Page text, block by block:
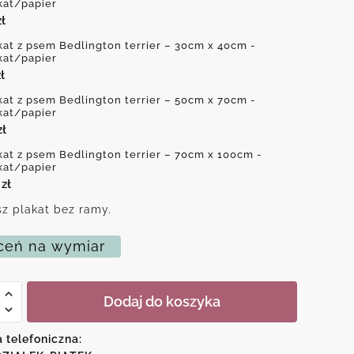
papier
z psem Bedlington terrier – 30cm x 40cm -
papier
z psem Bedlington terrier – 50cm x 70cm -
papier
z psem Bedlington terrier – 70cm x 100cm -
papier
zł
plakat bez ramy.
na wymiar
Dodaj do koszyka
telefoniczna: